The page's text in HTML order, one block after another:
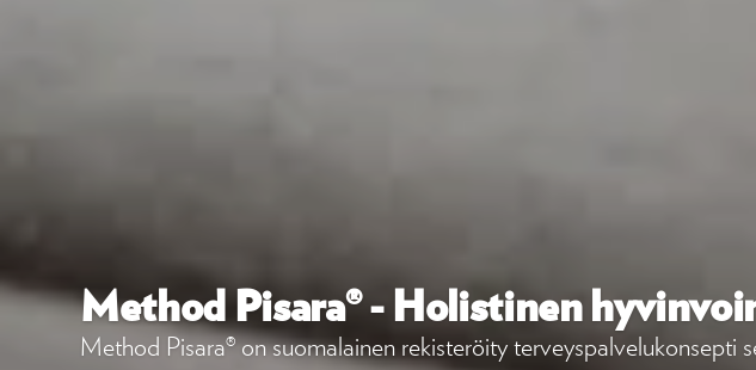
Method Pisara® - Holistinen
Method Pisara® on suomalainen rekisteröity terveyspalvelukonsepti